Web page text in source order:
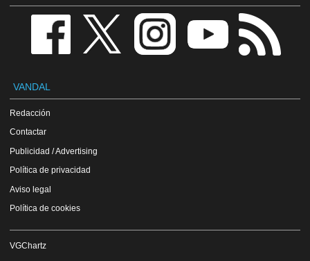
VANDAL
Redacción
Contactar
Publicidad / Advertising
Política de privacidad
Aviso legal
Política de cookies
VGChartz